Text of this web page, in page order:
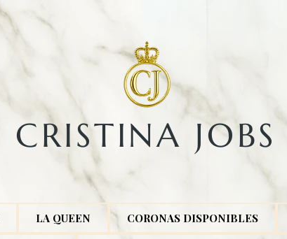
CRISTINA JOBS​
LA QUEEN CORONAS DISPONIBLES